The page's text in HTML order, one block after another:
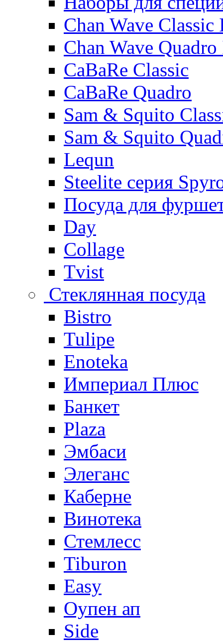
Chan Wave
Chan Wave
CaBaRe Classic
CaBaRe Quadro
Sam & Squito
Sam & Squito
Lequn
Steelite серия
Посуда для
Day
Collage
Tvist
Стеклянная посуда
Bistro
Tulipe
Enoteka
Империал Плюс
Банкет
Plaza
Эмбаси
Элеганс
Каберне
Винотека
Стемлесс
Tiburon
Easy
Оупен ап
Side